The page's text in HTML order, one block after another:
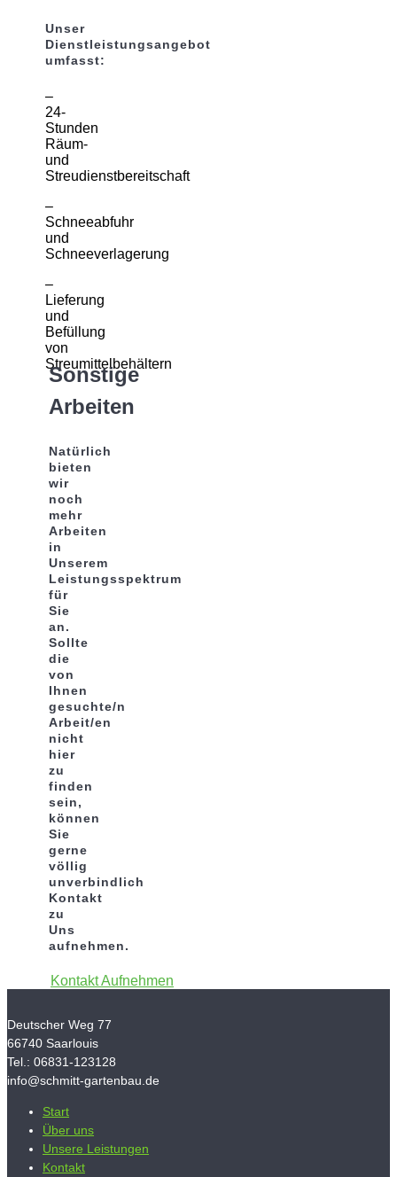
Unser
Dienstleistungsangebot
umfasst:
–
24-
Stunden
Räum-
und
Streudienstbereitschaft
–
Schneeabfuhr
und
Schneeverlagerung
–
Lieferung
und
Befüllung
von
Streumittelbehältern
Sonstige
Arbeiten
Natürlich
bieten
wir
noch
mehr
Arbeiten
in
Unserem
Leistungsspektrum
für
Sie
an.
Sollte
die
von
Ihnen
gesuchte/n
Arbeit/en
nicht
hier
zu
finden
sein,
können
Sie
gerne
völlig
unverbindlich
Kontakt
zu
Uns
aufnehmen.
Kontakt Aufnehmen
Deutscher Weg 77
66740 Saarlouis
Tel.: 06831-123128
info@schmitt-gartenbau.de
Start
Über uns
Unsere Leistungen
Kontakt